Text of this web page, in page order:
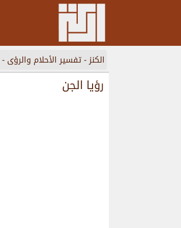
الكنز-تفسير الأحلام والرؤى-
رؤيا الجن